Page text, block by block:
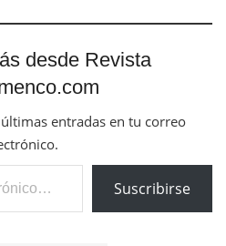
desde Revista
entradas en tu correo
Suscribirse